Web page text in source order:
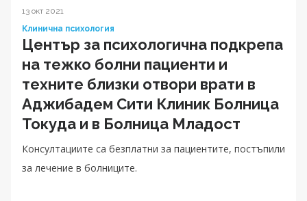
13 окт 2021
Клинична психология
Център за психологична подкрепа
на тежко болни пациенти и
техните близки отвори врати в
Аджибадем Сити Клиник Болница
Токуда и в Болница Младост
Консултациите са безплатни за пациентите, постъпили
за лечение в болниците.